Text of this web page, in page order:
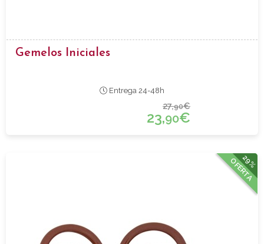
Gemelos Iniciales
Entrega 24-48h
27,90€
23,90€
29%
OFERTA